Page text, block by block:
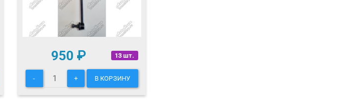
13 шт.
950 ₽
- + В КОРЗИНУ